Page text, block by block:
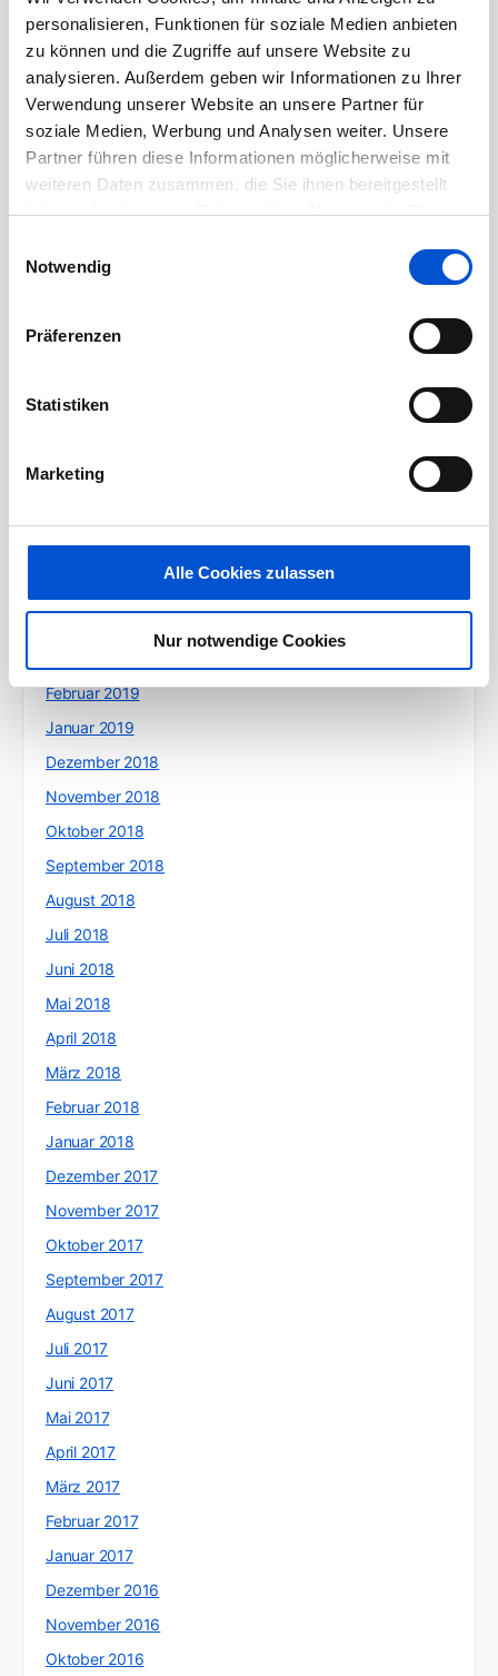
personalisieren, Funktionen für soziale Medien anbieten
zu können und die Zugriffe auf unsere Website zu
analysieren. Außerdem geben wir Informationen zu Ihrer
Verwendung unserer Website an unsere Partner für
soziale Medien, Werbung und Analysen weiter. Unsere
Partner führen diese Informationen möglicherweise mit
weiteren Daten zusammen, die Sie ihnen bereitgestellt
haben oder die sie im Rahmen Ihrer Nutzung der Dienste
Notwendig
Präferenzen
Statistiken
Marketing
Alle Cookies zulassen
Nur notwendige Cookies
September 2020
August 2020
Juli 2020
Juni 2020
Mai 2020
Februar 2020
Dezember 2019
Oktober 2019
August 2019
Februar 2019
Januar 2019
Dezember 2018
November 2018
Oktober 2018
September 2018
August 2018
Juli 2018
Juni 2018
Mai 2018
April 2018
März 2018
Februar 2018
Januar 2018
Dezember 2017
November 2017
Oktober 2017
September 2017
August 2017
Juli 2017
Juni 2017
Mai 2017
April 2017
März 2017
Februar 2017
Januar 2017
Dezember 2016
November 2016
Oktober 2016